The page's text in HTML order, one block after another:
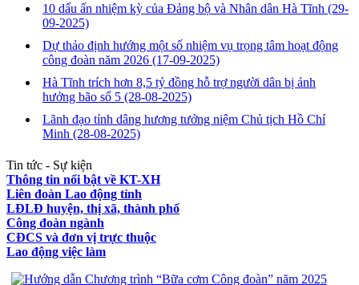
10 dấu ấn nhiệm kỳ của Đảng bộ và Nhân dân Hà Tĩnh (29-
09-2025)
Dự thảo định hướng một số nhiệm vụ trọng tâm hoạt động
công đoàn năm 2026 (17-09-2025)
Hà Tĩnh trích hơn 8,5 tỷ đồng hỗ trợ người dân bị ảnh
hưởng bão số 5 (28-08-2025)
Lãnh đạo tỉnh dâng hương tưởng niệm Chủ tịch Hồ Chí
Minh (28-08-2025)
Tin tức - Sự kiện
Thông tin nổi bật về KT-XH
Liên đoàn Lao động tỉnh
LĐLĐ huyện, thị xã, thành phố
Công đoàn ngành
CĐCS và đơn vị trực thuộc
Lao động việc làm